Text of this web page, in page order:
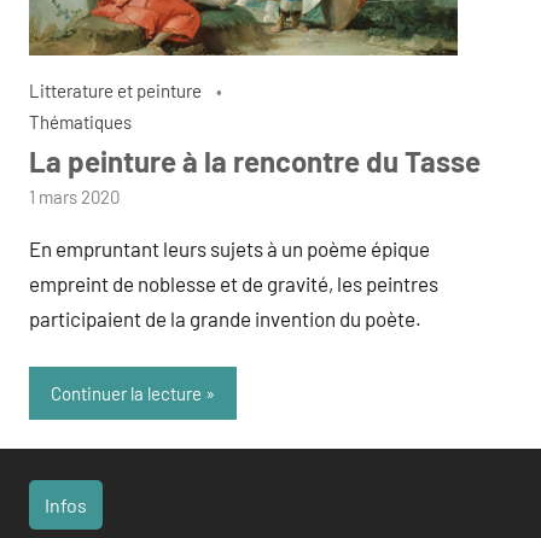
Litterature et peinture
Thématiques
La peinture à la rencontre du Tasse
par
1 mars 2020
En empruntant leurs sujets à un poème épique
empreint de noblesse et de gravité, les peintres
participaient de la grande invention du poète.
Continuer la lecture
Infos